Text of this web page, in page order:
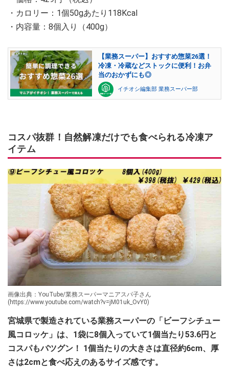
・カロリー：1個50gあたり118Kcal
・内容量：8個入り（400g）
【業務スーパー】おすすめ惣菜26選！
冷凍・冷蔵などストックに便利！お弁
当のおかずにも◎
イチオシ編集部 業務スーパー部
コスパ抜群！自然解凍だけでも食べられる冷凍ア
イテム
画像出典：YouTube/業務スーパーマニアスパ子さん
(https://www.youtube.com/watch?v=jM01uk_OvY0)
宮城県で製造されている業務スーパーの「ビーフシチュー
風コロッケ」は、1袋に8個入っていて1個当たり53.6円と
コスパもバツグン！ 1個当たりの大きさは直径約6cm、厚
さは2cmと食べ応えのあるサイズ感です。